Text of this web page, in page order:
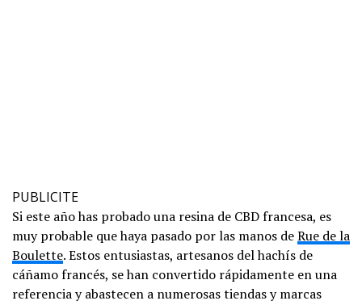
PUBLICITE
Si este año has probado una resina de CBD francesa, es
muy probable que haya pasado por las manos deRue de la
Boulette. Estos entusiastas, artesanos del hachís de
cáñamo francés, se han convertido rápidamente en una
referencia y abastecen a numerosas tiendas y marcas